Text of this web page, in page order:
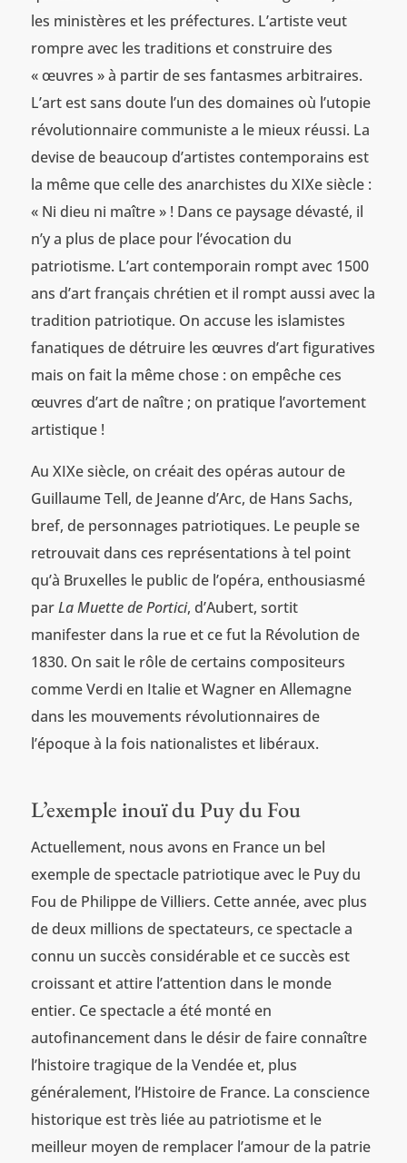
les ministères et les préfectures. L’artiste veut
rompre avec les traditions et construire des
« œuvres » à partir de ses fantasmes arbitraires.
L’art est sans doute l’un des domaines où l’utopie
révolutionnaire communiste a le mieux réussi. La
devise de beaucoup d’artistes contemporains est
la même que celle des anarchistes du XIXe siècle :
« Ni dieu ni maître » ! Dans ce paysage dévasté, il
n’y a plus de place pour l’évocation du
patriotisme. L’art contemporain rompt avec 1500
ans d’art français chrétien et il rompt aussi avec la
tradition patriotique. On accuse les islamistes
fanatiques de détruire les œuvres d’art figuratives
mais on fait la même chose : on empêche ces
œuvres d’art de naître ; on pratique l’avortement
artistique !
Au XIXe siècle, on créait des opéras autour de
Guillaume Tell, de Jeanne d’Arc, de Hans Sachs,
bref, de personnages patriotiques. Le peuple se
retrouvait dans ces représentations à tel point
qu’à Bruxelles le public de l’opéra, enthousiasmé
parLa Muette de Portici, d’Aubert, sortit
manifester dans la rue et ce fut la Révolution de
1830. On sait le rôle de certains compositeurs
comme Verdi en Italie et Wagner en Allemagne
dans les mouvements révolutionnaires de
l’époque à la fois nationalistes et libéraux.
L’exemple inouï du Puy du Fou
Actuellement, nous avons en France un bel
exemple de spectacle patriotique avec le Puy du
Fou de Philippe de Villiers. Cette année, avec plus
de deux millions de spectateurs, ce spectacle a
connu un succès considérable et ce succès est
croissant et attire l’attention dans le monde
entier. Ce spectacle a été monté en
autofinancement dans le désir de faire connaître
l’histoire tragique de la Vendée et, plus
généralement, l’Histoire de France. La conscience
historique est très liée au patriotisme et le
meilleur moyen de remplacer l’amour de la patrie